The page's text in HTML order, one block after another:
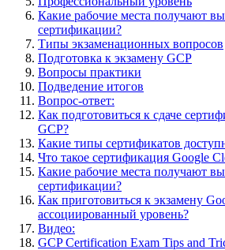
Какие рабочие места получают
сертификации?
Типы экзаменационных вопросов
Подготовка к экзамену GCP
Вопросы практики
Подведение итогов
Вопрос-ответ:
Как подготовиться к сдаче
GCP?
Какие типы сертификатов
Что такое сертификация Google
Какие рабочие места получают
сертификации?
Как приготовиться к экзамену
ассоциированный уровень?
Видео:
GCP Certification Exam Tips and